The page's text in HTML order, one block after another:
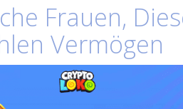
Frauen,
Vermögen